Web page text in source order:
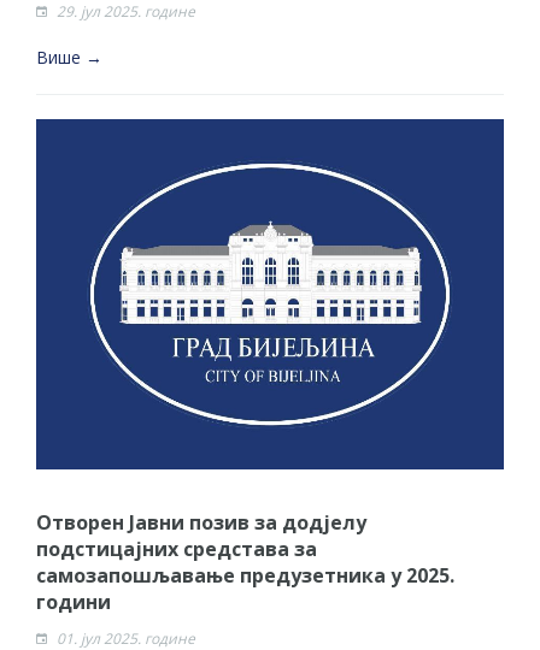
29. јул 2025. године
Више →
Отворен Јавни позив за додјелу
подстицајних средстава за
самозапошљавање предузетника у 2025.
години
01. јул 2025. године